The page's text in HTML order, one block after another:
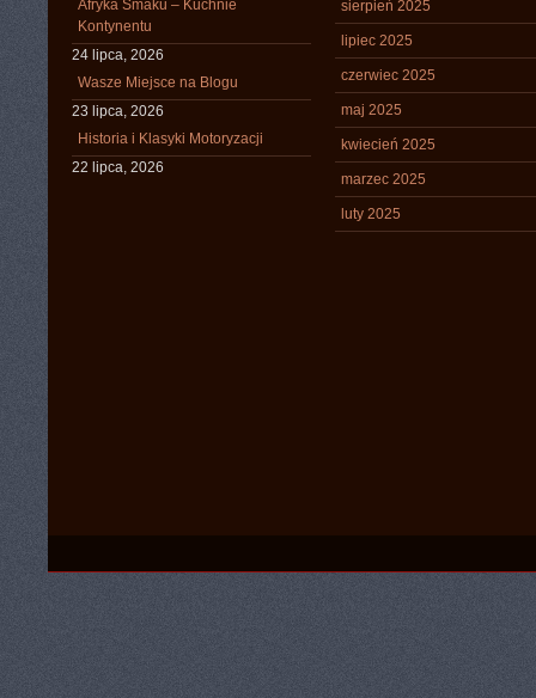
Afryka Smaku – Kuchnie
Kontynentu
24 lipca, 2026
Wasze Miejsce na Blogu
23 lipca, 2026
Historia i Klasyki Motoryzacji
22 lipca, 2026
sierpień 2025
lipiec 2025
czerwiec 2025
maj 2025
kwiecień 2025
marzec 2025
luty 2025